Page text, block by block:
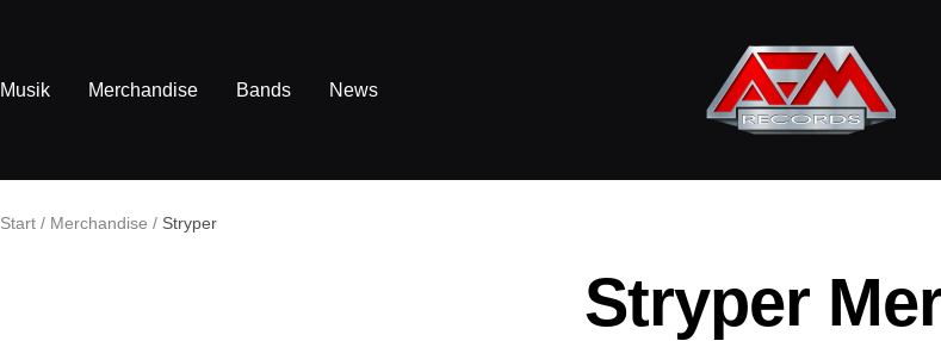
Inhalt
Musik Merchandise Bands News
Records
Start Merchandise Stryper
Stryper